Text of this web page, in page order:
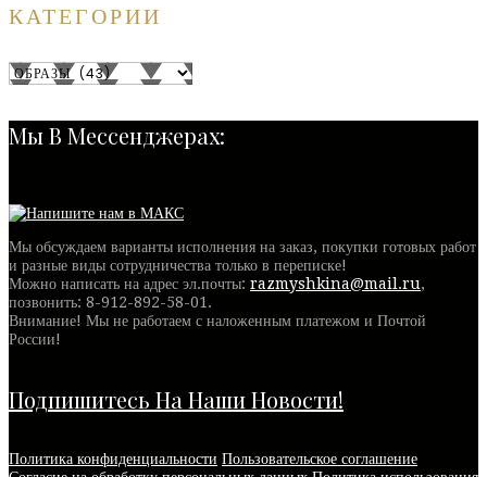
КАТЕГОРИИ
Мы В Мессенджерах:
Мы обсуждаем варианты исполнения на заказ, покупки готовых работ
и разные виды сотрудничества только в переписке!
Можно написать на адрес эл.почты: razmyshkina@mail.ru,
позвонить: 8-912-892-58-01.
Внимание! Мы не работаем с наложенным платежом и Почтой
России!
Подпишитесь На Наши Новости!
Политика конфиденциальности Пользовательское соглашение